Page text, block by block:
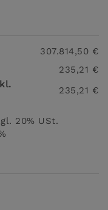
307.814,50 €
235,21 €
235,21 €
20% USt.